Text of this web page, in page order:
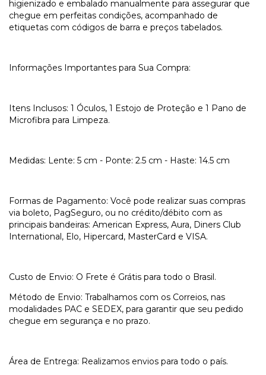
higienizado e embalado manualmente para assegurar que
chegue em perfeitas condições, acompanhado de
etiquetas com códigos de barra e preços tabelados.
Informações Importantes para Sua Compra:
Itens Inclusos: 1 Óculos, 1 Estojo de Proteção e 1 Pano de
Microfibra para Limpeza.
Medidas: Lente: 5 cm - Ponte: 2.5 cm - Haste: 14.5 cm
Formas de Pagamento: Você pode realizar suas compras
via boleto, PagSeguro, ou no crédito/débito com as
principais bandeiras: American Express, Aura, Diners Club
International, Elo, Hipercard, MasterCard e VISA.
Custo de Envio: O Frete é Grátis para todo o Brasil.
Método de Envio: Trabalhamos com os Correios, nas
modalidades PAC e SEDEX, para garantir que seu pedido
chegue em segurança e no prazo.
Área de Entrega: Realizamos envios para todo o país.